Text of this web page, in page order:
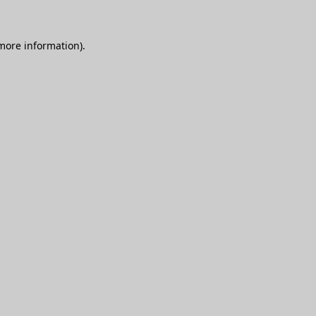
information).